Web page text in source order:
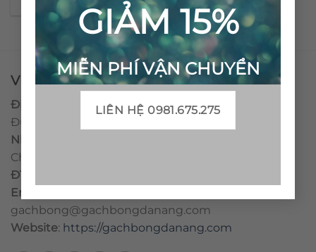
GIẢM 15%
MIỄN PHÍ VẬN CHUYỂN
LIÊN HỆ 0981.675.275
VPĐD - CTY TNHH GẠCH BÔNG VIỆT NAM
Địa chỉ:
CCN Quán Lát, Xã Đức Chánh, Huyện Mộ
Đức, Tỉnh Quảng Ngãi
Nhà máy miền trung:
Chánh, Huyện Mộ Đức, Tỉnh Quảng Ngãi, Việt Nam
ĐT
Email
gachbong@gachbongdanang.com
Website: https://gachbongdanang.com